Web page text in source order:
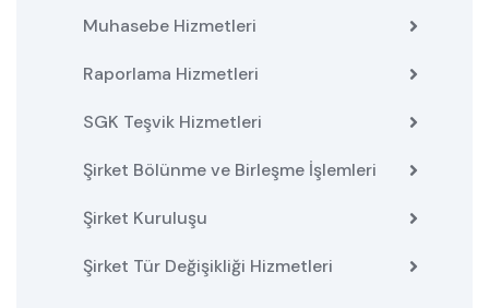
Muhasebe Hizmetleri
Raporlama Hizmetleri
SGK Teşvik Hizmetleri
Şirket Bölünme ve Birleşme İşlemleri
Şirket Kuruluşu
Şirket Tür Değişikliği Hizmetleri